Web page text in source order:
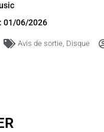
01/06/2026
Avis de sortie, Disque